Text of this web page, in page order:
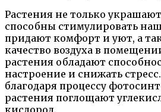
Растения не только
способны стимулировать
придают комфорт и уют, а
качество воздуха в
растения обладают
настроение и снижать
благодаря процессу
растения поглощают